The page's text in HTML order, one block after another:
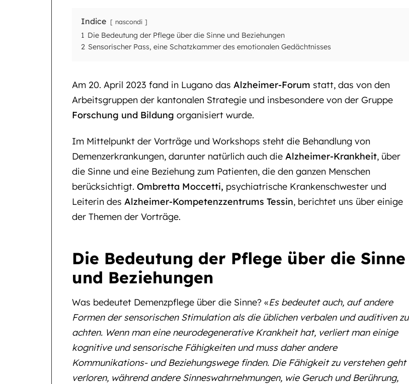
Indice nascondi
1 Die Bedeutung der Pflege über die Sinne und Beziehungen
2 Sensorischer Pass, eine Schatzkammer des emotionalen Gedächtnisses
Am 20. April 2023 fand in Lugano das Alzheimer-Forum statt, das von den
Arbeitsgruppen der kantonalen Strategie und insbesondere von der Gruppe
Forschung und Bildung organisiert wurde.
Im Mittelpunkt der Vorträge und Workshops steht die Behandlung von
Demenzerkrankungen, darunter natürlich auch die Alzheimer-Krankheit, über
die Sinne und eine Beziehung zum Patienten, die den ganzen Menschen
berücksichtigt. Ombretta Moccetti, psychiatrische Krankenschwester und
Leiterin des Alzheimer-Kompetenzzentrums Tessin, berichtet uns über einige
der Themen der Vorträge.
Die Bedeutung der Pflege über die Sinne
und Beziehungen
Was bedeutet Demenzpflege über die Sinne? «Es bedeutet auch, auf andere
Formen der sensorischen Stimulation als die üblichen verbalen und auditiven zu
achten. Wenn man eine neurodegenerative Krankheit hat, verliert man einige
kognitive und sensorische Fähigkeiten und muss daher andere
Kommunikations- und Beziehungswege finden. Die Fähigkeit zu verstehen geht
verloren, während andere Sinneswahrnehmungen, wie Geruch und Berührung,